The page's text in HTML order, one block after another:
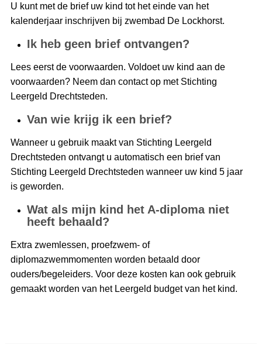
U kunt met de brief uw kind tot het einde van het
kalenderjaar inschrijven bij zwembad De Lockhorst.
Ik heb geen brief ontvangen?
Lees eerst de voorwaarden. Voldoet uw kind aan de
voorwaarden? Neem dan contact op met Stichting
Leergeld Drechtsteden.
Van wie krijg ik een brief?
Wanneer u gebruik maakt van Stichting Leergeld
Drechtsteden ontvangt u automatisch een brief van
Stichting Leergeld Drechtsteden wanneer uw kind 5 jaar
is geworden.
Wat als mijn kind het A-diploma niet
heeft behaald?
Extra zwemlessen, proefzwem- of
diplomazwemmomenten worden betaald door
ouders/begeleiders. Voor deze kosten kan ook gebruik
gemaakt worden van het Leergeld budget van het kind.